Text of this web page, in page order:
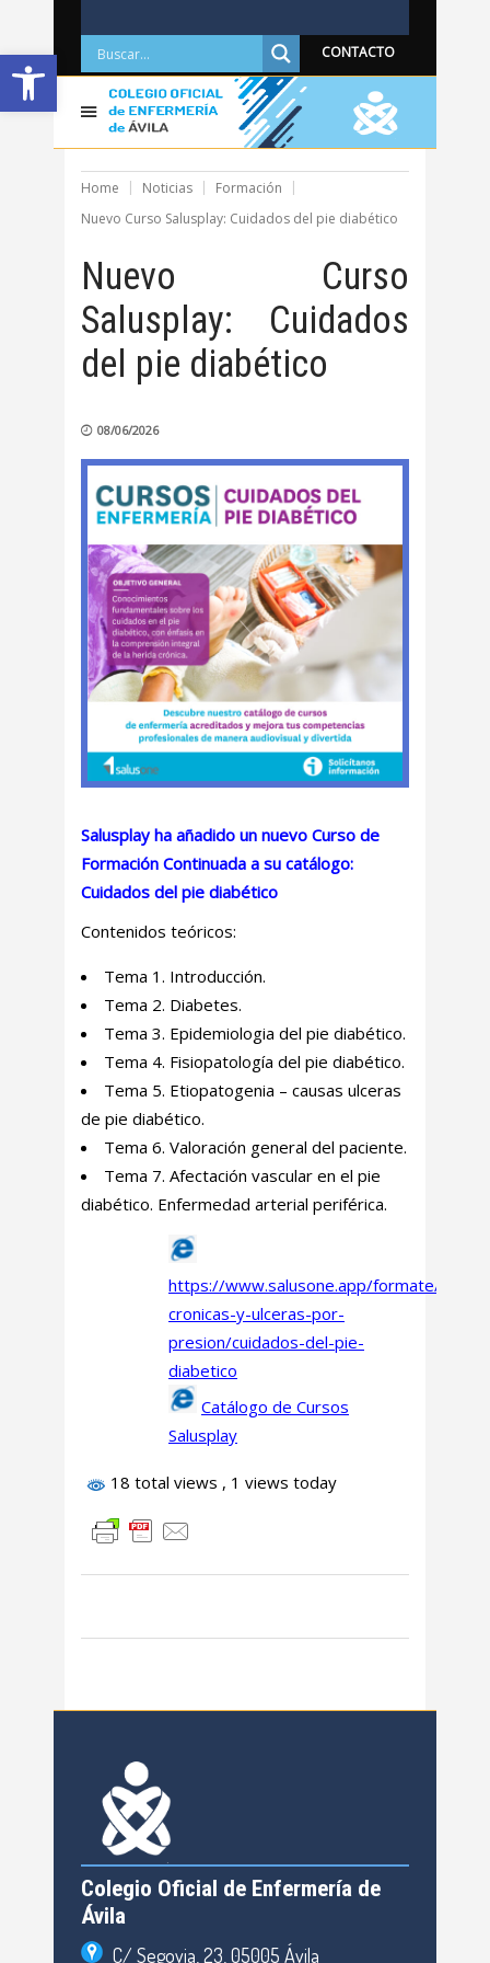
Abrir barra de herramientas CONTACTO
Home Noticias
Formación
Nuevo Curso Salusplay: Cuidados del pie diabético
Nuevo Curso
Salusplay: Cuidados
del pie diabético
08/06/2026
Salusplay ha añadido un nuevo Curso de
Formación Continuada a su catálogo:
Cuidados del pie diabético
Contenidos teóricos:
Tema 1. Introducción.
Tema 2. Diabetes.
Tema 3. Epidemiologia del pie diabético.
Tema 4. Fisiopatología del pie diabético.
Tema 5. Etiopatogenia – causas ulceras
de pie diabético.
Tema 6. Valoración general del paciente.
Tema 7. Afectación vascular en el pie
diabético. Enfermedad arterial periférica.
https://www.salusone.app/formate/
cronicas-y-ulceras-por-
presion/cuidados-del-pie-
diabetico
Catálogo de Cursos
Salusplay
18 total views , 1 views today
Colegio Oficial de Enfermería de
Ávila
C/ Segovia, 23, 05005 Ávila